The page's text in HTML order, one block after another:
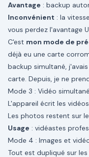
Avantage : backup
Inconvénient : la
vous perdez l'avantage
C'est mon mode de
déjà eu une carte
backup simultané,
carte. Depuis, je ne
Mode 3 : Vidéo
L'appareil écrit les vidéos
Les photos restent sur le
Usage : vidéastes
Mode 4 : Images et
Tout est dupliqué sur